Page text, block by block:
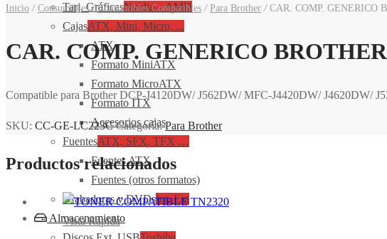
Tarj. GráficasNvidia – AMD
CajasATX, Mini, Micro, ...
ATX
Formato MiniATX
Formato MicroATX
Formato ITX
Accesorios cajas
FuentesATX, SFX, TFX …
Fuentes ATX
Fuentes (otros formatos)
Grabadoras y DVDsInt, Ext
Almacenamiento
Inicio / Consumibles / Consumibles Compatibles / Para Brother /CAR. COMP. GENERICO
CAR. COMP. GENERICO
Compatible para Brother DCP-J4120DW/ J562DW/ MFC-J4420DW/ J4620DW/
SKU: CC-GE-LC223C Categoría:Para Brother
Productos relacionados
Vista Rápida